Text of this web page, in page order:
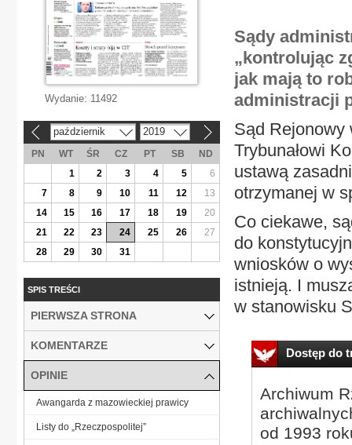
Sądy
„kontrolując
jak mają to
administracji
Sąd Rejonowy
Trybunałowi
ustawą
otrzymanej w
Co ciekawe,
do
wniosków o
istnieją. I
w stanowisku
Dostęp do
Archiwum
od 1993
Wydanie: 11492
październik 2019
PN WT ŚR CZ PT SB
ND
1
2 3 4 5
6
7
8 9 10 11 12
13
14
15 16 17 18 19
20
21
22 23 24 25 26
27
28
29 30 31
SPIS TREŚCI
PIERWSZA STRONA
KOMENTARZE
OPINIE
Awangarda z mazowieckiej prawicy
Listy do „Rzeczpospolitej”